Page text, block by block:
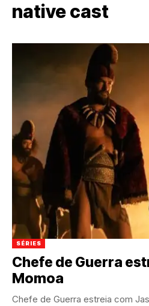
native cast
SÉRIES
Chefe de Guerra
Momoa
Chefe de Guerra estreia com